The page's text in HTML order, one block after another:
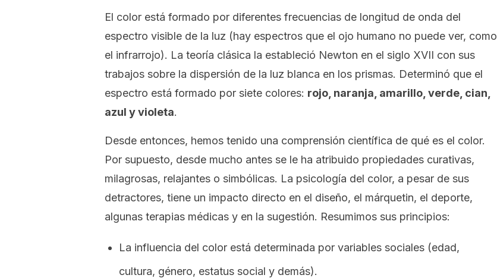
El color está formado por diferentes frecuencias de longitud de onda del
espectro visible de la luz (hay espectros que el ojo humano no puede ver, como
el infrarrojo). La teoría clásica la estableció Newton en el siglo XVII con sus
trabajos sobre la dispersión de la luz blanca en los prismas. Determinó que el
espectro está formado por siete colores: rojo, naranja, amarillo, verde, cian,
azul y violeta.
Desde entonces, hemos tenido una comprensión científica de qué es el color.
Por supuesto, desde mucho antes se le ha atribuido propiedades curativas,
milagrosas, relajantes o simbólicas. La psicología del color, a pesar de sus
detractores, tiene un impacto directo en el diseño, el márquetin, el deporte,
algunas terapias médicas y en la sugestión. Resumimos sus principios:
La influencia del color está determinada por variables sociales (edad,
cultura, género, estatus social y demás).